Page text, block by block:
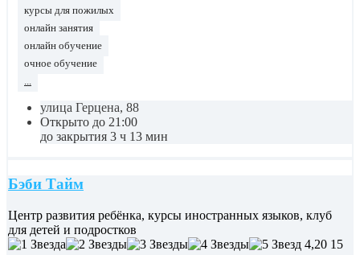
курсы для пожилых
онлайн занятия
онлайн обучение
очное обучение
...
улица Герцена, 88
Открыто до 21:00
до закрытия 3 ч 13 мин
Бэби Тайм
Центр развития ребёнка, курсы иностранных языков, клуб
для детей и подростков
4,20 15